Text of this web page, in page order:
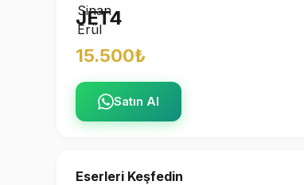
JET4
15.500₺
Satın Al
Eserleri Keşfedin